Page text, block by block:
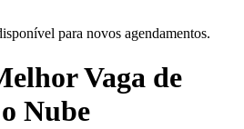
para novos agendamentos.
Vaga de
Nube